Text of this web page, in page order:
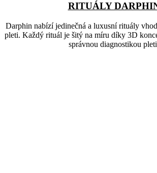
RITUÁLY
Darphin nabízí jedinečná a luxusní rituály
pleti. Každý rituál je šitý na míru díky 3D
správnou diagnostikou